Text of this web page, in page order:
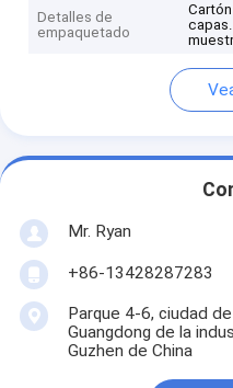
Detalles de
empaquetado
Mr. Ryan
+86-13428287283
Parque 4-6, ciudad
Guangdong de la
Guzhen de China